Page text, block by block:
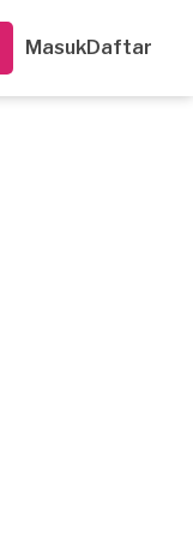
MasukDaftar